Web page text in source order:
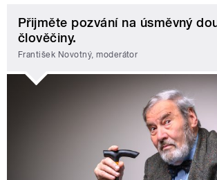
Přijměte pozvání na úsměvný
člověčiny.
František Novotný, moderátor